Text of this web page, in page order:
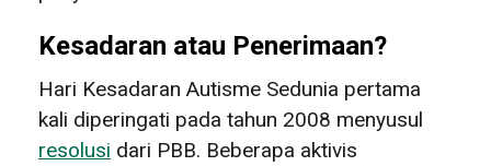
Kesadaran atau Penerimaan?
Hari Kesadaran Autisme Sedunia pertama
kali diperingati pada tahun 2008 menyusul
resolusi dari PBB. Beberapa aktivis